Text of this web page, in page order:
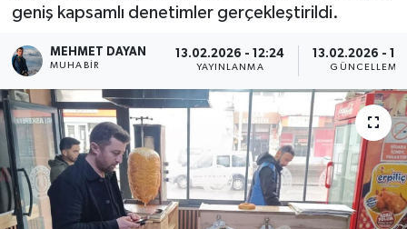
geniş kapsamlı denetimler gerçekleştirildi.
MEHMET DAYAN
MUHABIR
13.02.2026 - 12:24
YAYINLANMA
13.02.2026 -
GÜNCELLEME
Teknoloji
Yaşam